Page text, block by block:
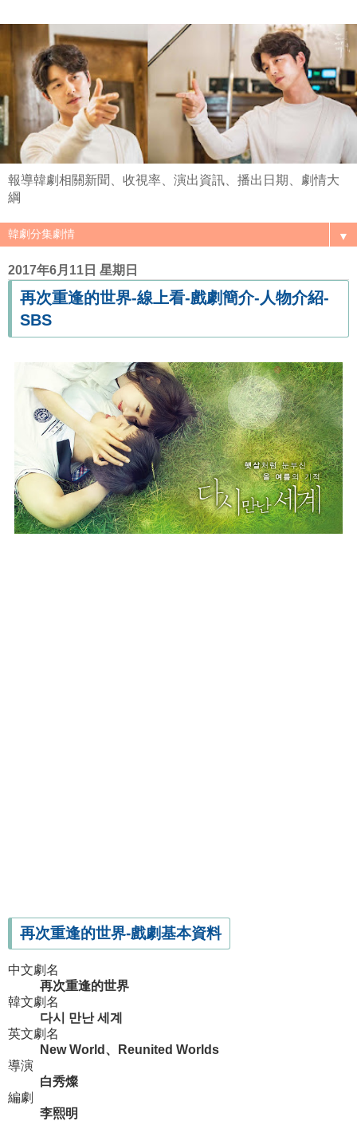
報導韓劇相關新聞、收視率、演出資訊、播出日期、劇情大
綱
▼
2017年6月11日 星期日
再次重逢的世界-線上看-戲劇簡介-人物介紹-
SBS
再次重逢的世界-戲劇基本資料
中文劇名
再次重逢的世界
韓文劇名
다시 만난 세계
英文劇名
New World、Reunited Worlds
導演
白秀燦
編劇
李熙明